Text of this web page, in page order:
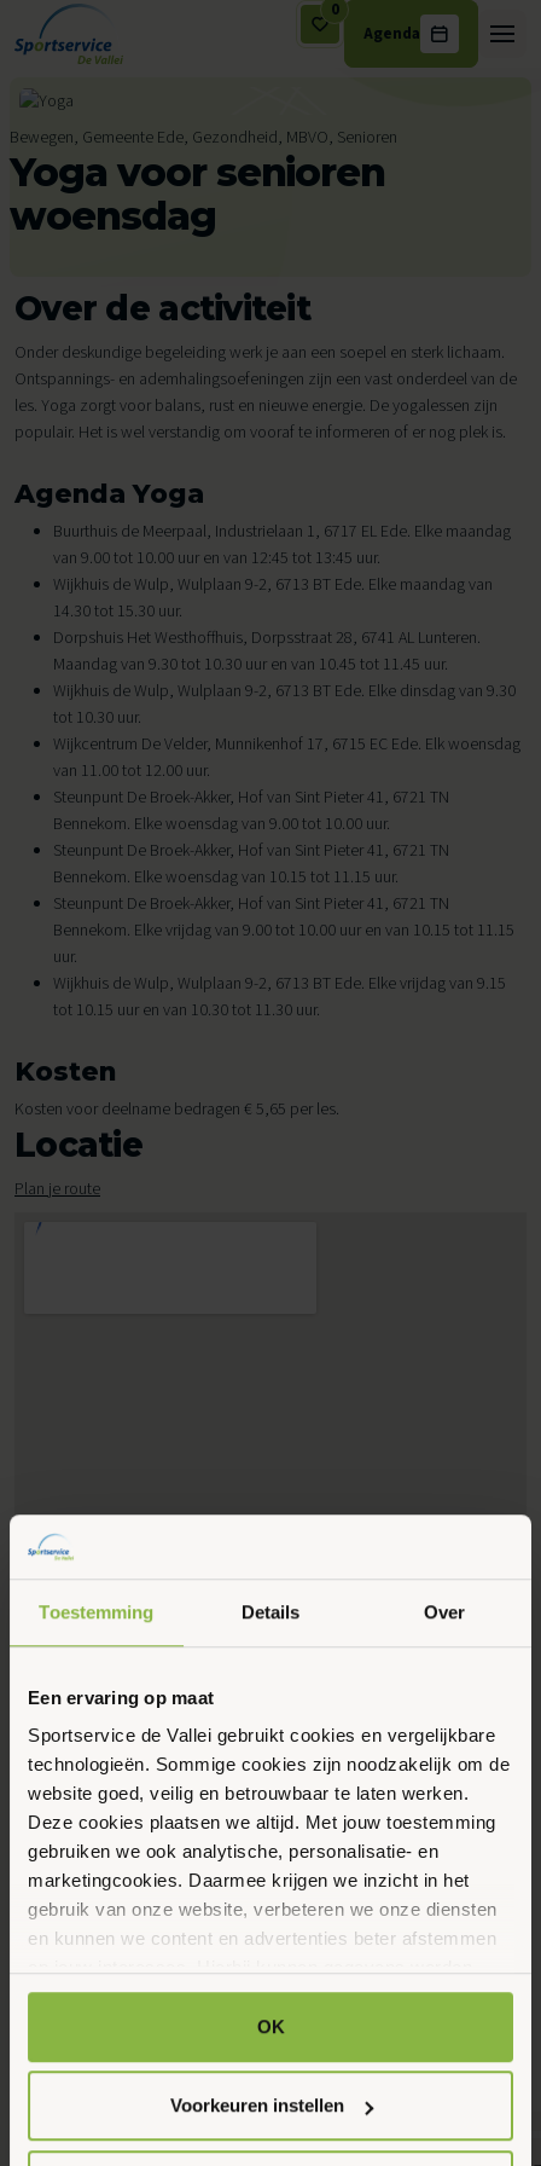
Toestemming Details Over
Een ervaring op maat
Sportservice de Vallei gebruikt cookies en vergelijkbare
technologieën. Sommige cookies zijn noodzakelijk om de
website goed, veilig en betrouwbaar te laten werken.
Deze cookies plaatsen we altijd. Met jouw toestemming
gebruiken we ook analytische, personalisatie- en
marketingcookies. Daarmee krijgen we inzicht in het
gebruik van onze website, verbeteren we onze diensten
en kunnen we content en advertenties beter afstemmen
gedeeld met externe partners.
staan. Via ‘Voorkeuren instellen’ kun je per categorie
kiezen welke cookies je accepteert. Je kunt je keuze op
OK
Voorkeuren instellen
Ga naar de inhoud
0
Agenda
Bewegen, Gemeente Ede, Gezondheid, MBVO, Senioren
Yoga voor senioren
woensdag
Over de activiteit
Onder deskundige begeleiding werk je aan een soepel en sterk lichaam.
Ontspannings- en ademhalingsoefeningen zijn een vast onderdeel van de
les. Yoga zorgt voor balans, rust en nieuwe energie. De yogalessen zijn
populair. Het is wel verstandig om vooraf te informeren of er nog plek is.
Agenda Yoga
Buurthuis de Meerpaal, Industrielaan 1, 6717 EL Ede. Elke maandag
van 9.00 tot 10.00 uur en van 12:45 tot 13:45 uur.
Wijkhuis de Wulp, Wulplaan 9-2, 6713 BT Ede. Elke maandag van
14.30 tot 15.30 uur.
Dorpshuis Het Westhoffhuis, Dorpsstraat 28, 6741 AL Lunteren.
Maandag van 9.30 tot 10.30 uur en van 10.45 tot 11.45 uur.
Wijkhuis de Wulp, Wulplaan 9-2, 6713 BT Ede. Elke dinsdag van 9.30
tot 10.30 uur.
Wijkcentrum De Velder, Munnikenhof 17, 6715 EC Ede. Elk woensdag
van 11.00 tot 12.00 uur.
Steunpunt De Broek-Akker, Hof van Sint Pieter 41, 6721 TN
Bennekom. Elke woensdag van 9.00 tot 10.00 uur.
Steunpunt De Broek-Akker, Hof van Sint Pieter 41, 6721 TN
Bennekom. Elke woensdag van 10.15 tot 11.15 uur.
Steunpunt De Broek-Akker, Hof van Sint Pieter 41, 6721 TN
Bennekom. Elke vrijdag van 9.00 tot 10.00 uur en van 10.15 tot 11.15
uur.
Wijkhuis de Wulp, Wulplaan 9-2, 6713 BT Ede. Elke vrijdag van 9.15
tot 10.15 uur en van 10.30 tot 11.30 uur.
Kosten
Kosten voor deelname bedragen € 5,65 per les.
Locatie
Plan je route
Eerstvolgende data Toon alle data
12
Augustus 2026
11:00 - 12:00
Hof van Sint Pieter 41, Bennekom
Maak favoriet
Gerelateerde activiteiten
7 8